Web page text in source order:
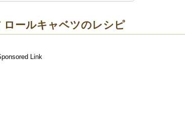
ロールキャベツのレシピ
Link